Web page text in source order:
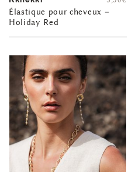
Élastique pour cheveux –
Holiday Red